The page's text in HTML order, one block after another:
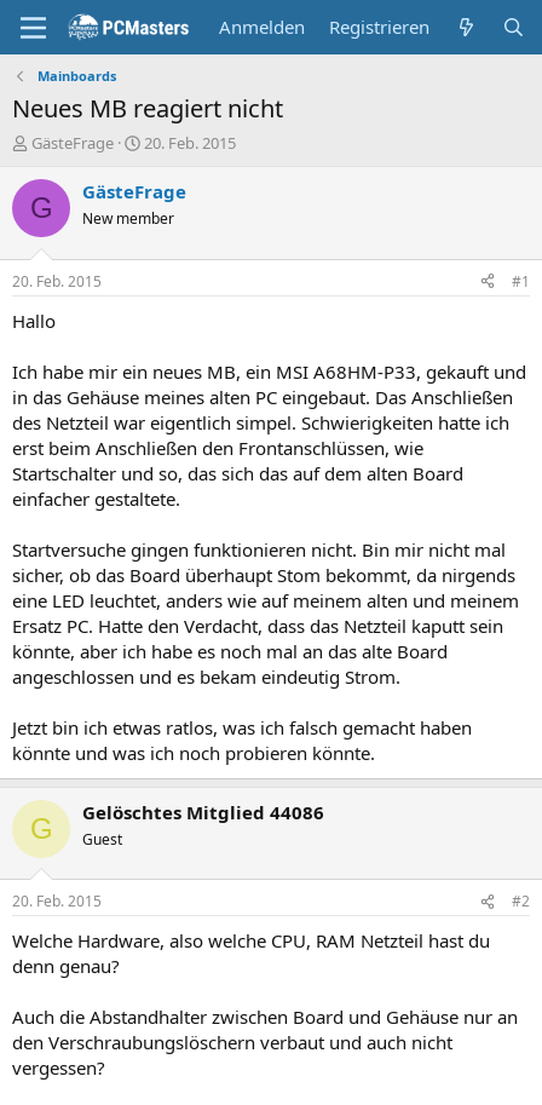
Anmelden Registrieren
Mainboards
Neues MB reagiert nicht
E
s
t
e
r
GästeFrage
E
s
e
t
20. Feb. 2015
G GästeFrage
New member
20. Feb. 2015 #1
Hallo
Ich habe mir ein neues MB, ein MSI A68HM-P33, gekauft und
in das Gehäuse meines alten PC eingebaut. Das Anschließen
des Netzteil war eigentlich simpel. Schwierigkeiten hatte ich
erst beim Anschließen den Frontanschlüssen, wie
Startschalter und so, das sich das auf dem alten Board
einfacher gestaltete.
Startversuche gingen funktionieren nicht. Bin mir nicht mal
sicher, ob das Board überhaupt Stom bekommt, da nirgends
eine LED leuchtet, anders wie auf meinem alten und meinem
Ersatz PC. Hatte den Verdacht, dass das Netzteil kaputt sein
könnte, aber ich habe es noch mal an das alte Board
angeschlossen und es bekam eindeutig Strom.
Jetzt bin ich etwas ratlos, was ich falsch gemacht haben
könnte und was ich noch probieren könnte.
G Gelöschtes Mitglied 44086
Guest
20. Feb. 2015 #2
Welche Hardware, also welche CPU, RAM Netzteil hast du
denn genau?
Auch die Abstandhalter zwischen Board und Gehäuse nur an
den Verschraubungslöschern verbaut und auch nicht
vergessen?